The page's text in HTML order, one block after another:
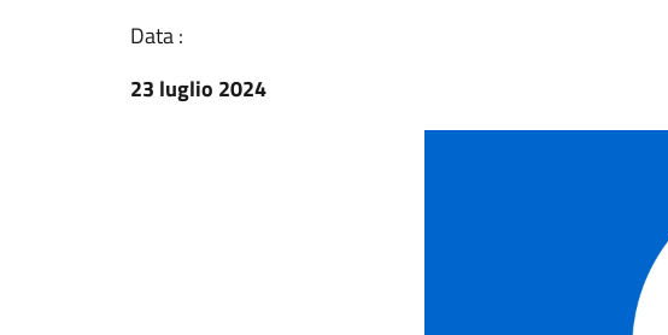
Data :
23 luglio 2024